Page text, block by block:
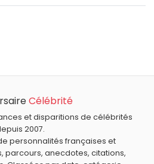
Vierge comme Nicole Richie ?
Adèle Hugo,Noël Godin
Célébrité
et disparitions de célébrités
2007.
personnalités françaises et
parcours, anecdotes, citations,